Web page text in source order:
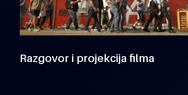
Razgovor i projekcija filma